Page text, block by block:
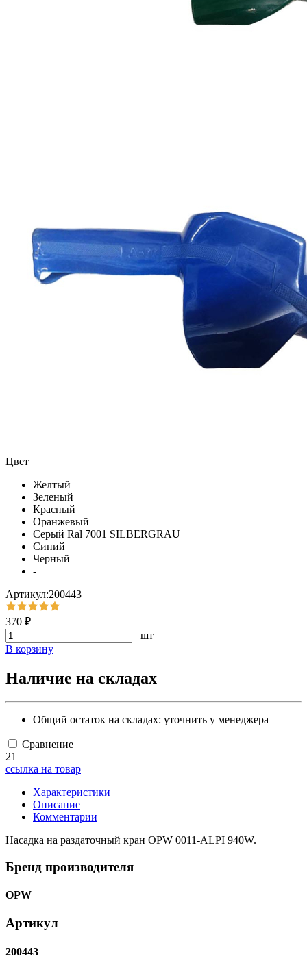
Цвет
Желтый
Зеленый
Красный
Оранжевый
Серый Ral 7001 SILBERGRAU
Синий
Черный
-
Артикул:200443
370 ₽
шт
В корзину
Наличие на складах
Общий остаток на складах: уточнить у менеджера
Сравнение
21
ссылка на товар
Характеристики
Описание
Комментарии
Насадка на раздаточный кран OPW 0011-ALPI 940W.
Бренд производителя
OPW
Артикул
200443